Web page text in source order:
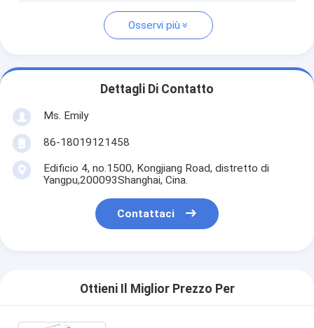
Osservi più
Dettagli Di Contatto
Ms. Emily
86-18019121458
Edificio 4, no.1500, Kongjiang Road, distretto di
Yangpu,200093Shanghai, Cina.
Contattaci
Ottieni Il Miglior Prezzo Per